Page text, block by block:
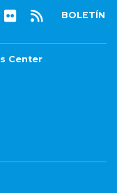
BOLETÍN
Center